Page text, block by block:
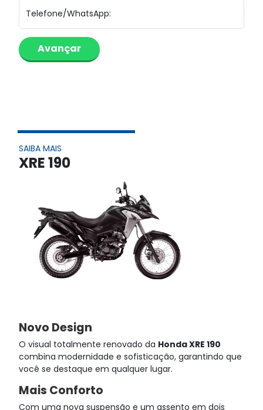
Telefone/WhatsApp:
SAIBA MAIS
XRE 190
Novo Design
O visual totalmente renovado da Honda XRE 190
combina modernidade e sofisticação, garantindo que
você se destaque em qualquer lugar.
Mais Conforto
Com uma nova suspensão e um assento em dois